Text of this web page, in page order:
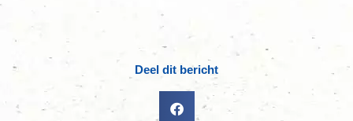
Deel dit bericht